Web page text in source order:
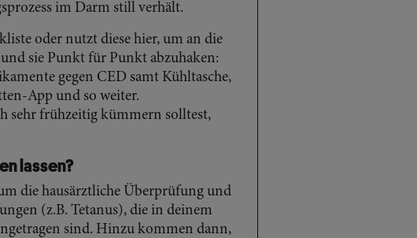
im Darm still verhält.
oder nutzt diese hier, um an die
sie Punkt für Punkt abzuhaken:
gegen CED samt Kühltasche,
App und so weiter.
sehr frühzeitig kümmern solltest,
lassen?
die hausärztliche Überprüfung und
(z.B. Tetanus), die in deinem
sind. Hinzu kommen dann,